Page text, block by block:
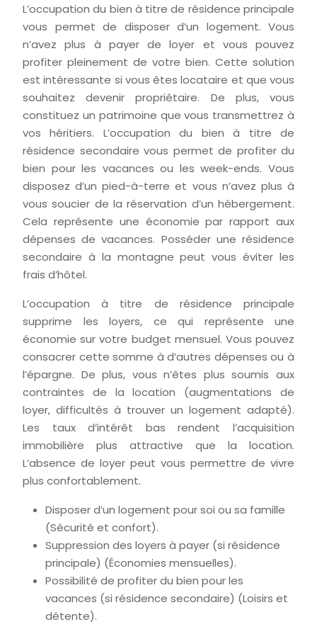
L’occupation du bien à titre de résidence principale
vous permet de disposer d’un logement. Vous
n’avez plus à payer de loyer et vous pouvez
profiter pleinement de votre bien. Cette solution
est intéressante si vous êtes locataire et que vous
souhaitez devenir propriétaire. De plus, vous
constituez un patrimoine que vous transmettrez à
vos héritiers. L’occupation du bien à titre de
résidence secondaire vous permet de profiter du
bien pour les vacances ou les week-ends. Vous
disposez d’un pied-à-terre et vous n’avez plus à
vous soucier de la réservation d’un hébergement.
Cela représente une économie par rapport aux
dépenses de vacances. Posséder une résidence
secondaire à la montagne peut vous éviter les
frais d’hôtel.
L’occupation à titre de résidence principale
supprime les loyers, ce qui représente une
économie sur votre budget mensuel. Vous pouvez
consacrer cette somme à d’autres dépenses ou à
l’épargne. De plus, vous n’êtes plus soumis aux
contraintes de la location (augmentations de
loyer, difficultés à trouver un logement adapté).
Les taux d’intérêt bas rendent l’acquisition
immobilière plus attractive que la location.
L’absence de loyer peut vous permettre de vivre
plus confortablement.
Disposer d’un logement pour soi ou sa famille
(Sécurité et confort).
Suppression des loyers à payer (si résidence
principale) (Économies mensuelles).
Possibilité de profiter du bien pour les
vacances (si résidence secondaire) (Loisirs et
détente).